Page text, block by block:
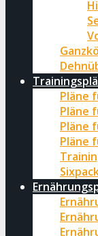
Pläne
Pläne
Pläne
Pläne